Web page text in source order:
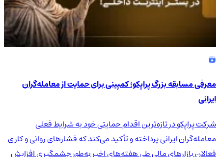
معرفی مسابقه بزرگ پراپکو؛ کمپینی برای حمایت از معامله‌گران
ایرانی
شرکت پراپکو در تازه‌ترین اقدام حمایتی خود به شرایط فعلی
معامله‌گران ایرانی پرداخته و تأکید می‌کند که فشارهای روانی و کاری
فعالان بازارهای مالی طی هفته‌های اخیر به‌طور چشمگیری افزایش